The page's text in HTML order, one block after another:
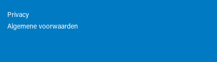
Privacy
Algemene voorwaarden​